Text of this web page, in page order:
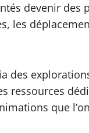
devenir des
les
des
ressources
que